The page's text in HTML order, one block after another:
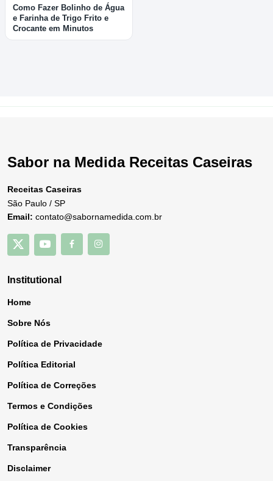
Como Fazer Bolinho de Água
e Farinha de Trigo Frito e
Crocante em Minutos
Sabor na Medida Receitas Caseiras
Receitas Caseiras
São Paulo / SP
Email: contato@sabornamedida.com.br
Institutional
Home
Sobre Nós
Política de Privacidade
Política Editorial
Política de Correções
Termos e Condições
Política de Cookies
Transparência
Disclaimer